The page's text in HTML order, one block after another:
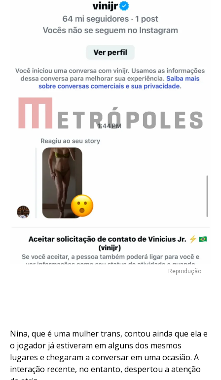
Reprodução
Nina, que é uma mulher trans, contou ainda que ela e
o jogador já estiveram em alguns dos mesmos
lugares e chegaram a conversar em uma ocasião. A
interação recente, no entanto, despertou a atenção